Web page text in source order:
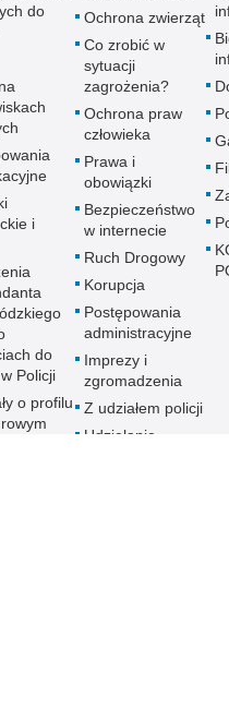
do
i
do
Policji
o profilu
Ochrona zwierząt
Co zrobić w
sytuacji
zagrożenia?
Ochrona praw
człowieka
Prawa i
obowiązki
Bezpieczeństwo
w internecie
Ruch Drogowy
Korupcja
Postępowania
administracyjne
Imprezy i
zgromadzenia
Z udziałem policji
Udzielanie